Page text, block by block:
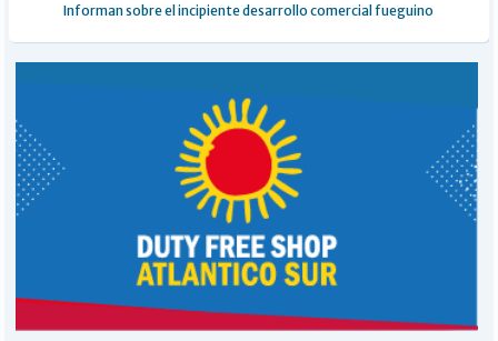
Informan sobre el incipiente desarrollo comercial fueguino